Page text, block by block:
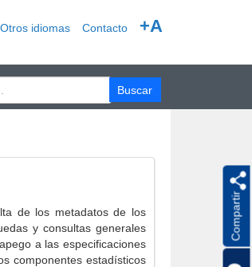
Otros idiomas Contacto +A
de los metadatos de los
y consultas generales
a las especificaciones
componentes estadísticos
Compartir